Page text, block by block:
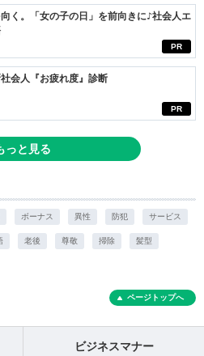
PR
く。「女の子の日」を前向きに♪社会人エ
PR
会人『お疲れ度』診断
っと見る
ボーナス 異性 防犯 サービス
老後 尊敬 掃除 髪型
ページトップへ
ビジネスマナー